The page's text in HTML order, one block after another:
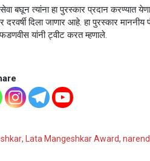
बघून त्यांना हा पुरस्कार प्रदान करण्यात
दिला जाणार आहे. हा पुरस्कार माननीय
यांनी ट्वीट करत म्हणाले.
, Lata Mangeshkar Award,